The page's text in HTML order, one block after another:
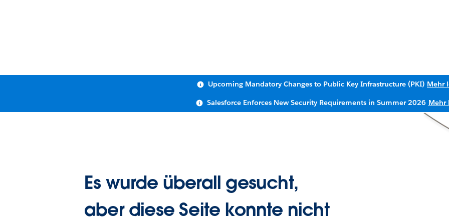
Upcoming Mandatory Changes to Public Key Infrastructure (PKI) Mehr
Salesforce Enforces New Security Requirements in Summer 2026 Mehr
Es wurde überall gesucht,
aber diese Seite konnte nicht